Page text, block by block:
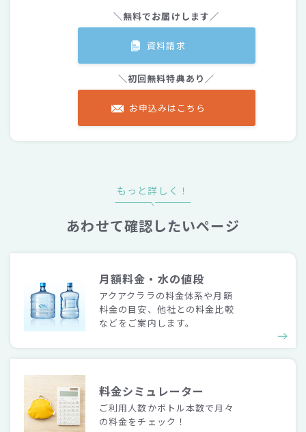
＼無料でお届けします／
資料請求
＼初回無料特典あり／
お申込みはこちら
もっと詳しく！
あわせて確認したいページ
月額料金・水の値段
アクアクララの料金体系や月額
料金の目安、他社との料金比較
などをご案内します。
料金シミュレーター
ご利用人数かボトル本数で月々
の料金をチェック！